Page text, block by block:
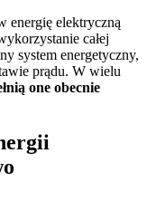
energię elektryczną
całej
system energetyczny,
prądu. W wielu
one obecnie